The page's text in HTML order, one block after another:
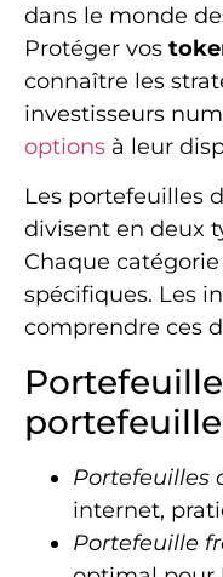
dans le monde
Protéger vos
connaître les
investisseurs
options à leur
Les portefeuilles
divisent en deux
Chaque
spécifiques. Les
comprendre ces
Portefeuilles
internet,
Portefeuille